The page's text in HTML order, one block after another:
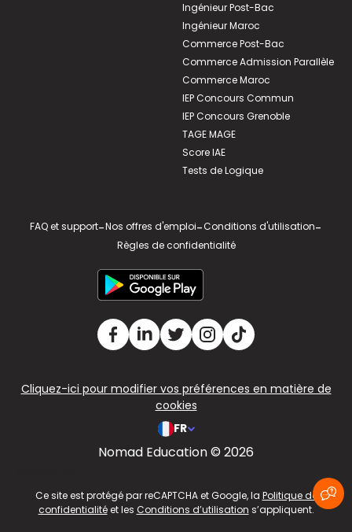
Ingénieur Post-Bac
Ingénieur Maroc
Commerce Post-Bac
Commerce Admission Parallèle
Commerce Maroc
IEP Concours Commun
IEP Concours Grenoble
TAGE MAGE
Score IAE
Tests de Logique
FAQ et support-Nos offres d'emploi-Conditions d'utilisation-
Règles de confidentialité
Cliquez-ici pour modifier vos préférences en matière de
cookies
FR
Nomad Education © 2026
Ce site est protégé par reCAPTCHA et Google, la Politique de
confidentialitéet les Conditions d’utilisation s’appliquent.